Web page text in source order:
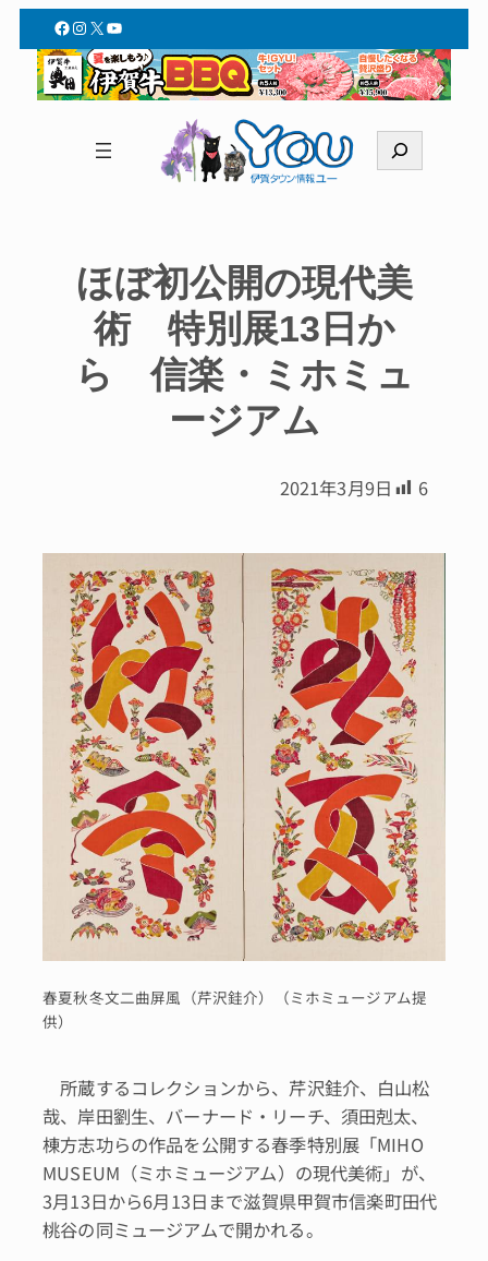
Facebook
Instagram
X YouTube
索
ほぼ初公開の現代美
術 特別展13日か
ら 信楽・ミホミュ
ージアム
2021年3月9日 6
春夏秋冬文二曲屏風（芹沢銈介）（ミホミュージアム提
供）
所蔵するコレクションから、芹沢銈介、白山松
哉、岸田劉生、バーナード・リーチ、須田剋太、
棟方志功らの作品を公開する春季特別展「MIHO
MUSEUM（ミホミュージアム）の現代美術」が、
3月13日から6月13日まで滋賀県甲賀市信楽町田代
桃谷の同ミュージアムで開かれる。